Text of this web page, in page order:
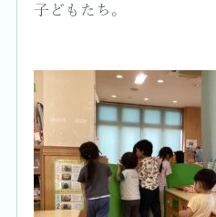
子どもたち。